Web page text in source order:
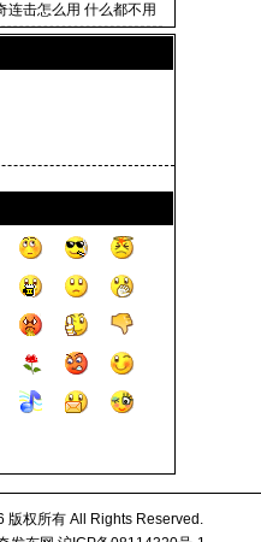
连击怎么用 什么都不用
版权所有 All Rights Reserved.